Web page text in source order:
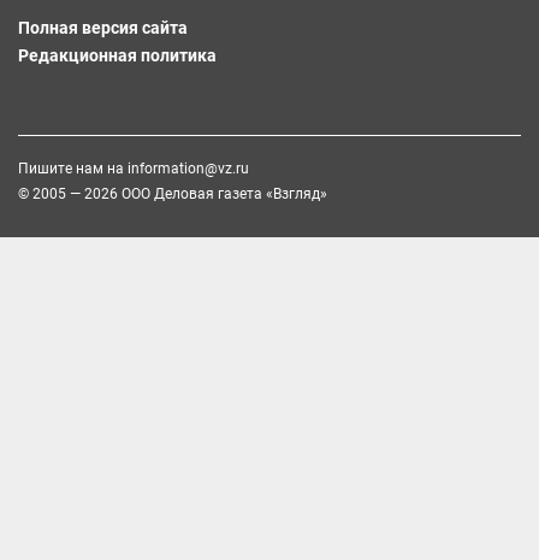
Полная версия сайта
Редакционная политика
Пишите нам на information@vz.ru
© 2005 — 2026 ООО Деловая газета «Взгляд»